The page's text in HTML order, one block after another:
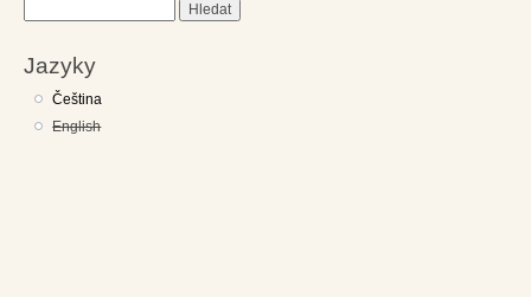
Jazyky
Čeština
English